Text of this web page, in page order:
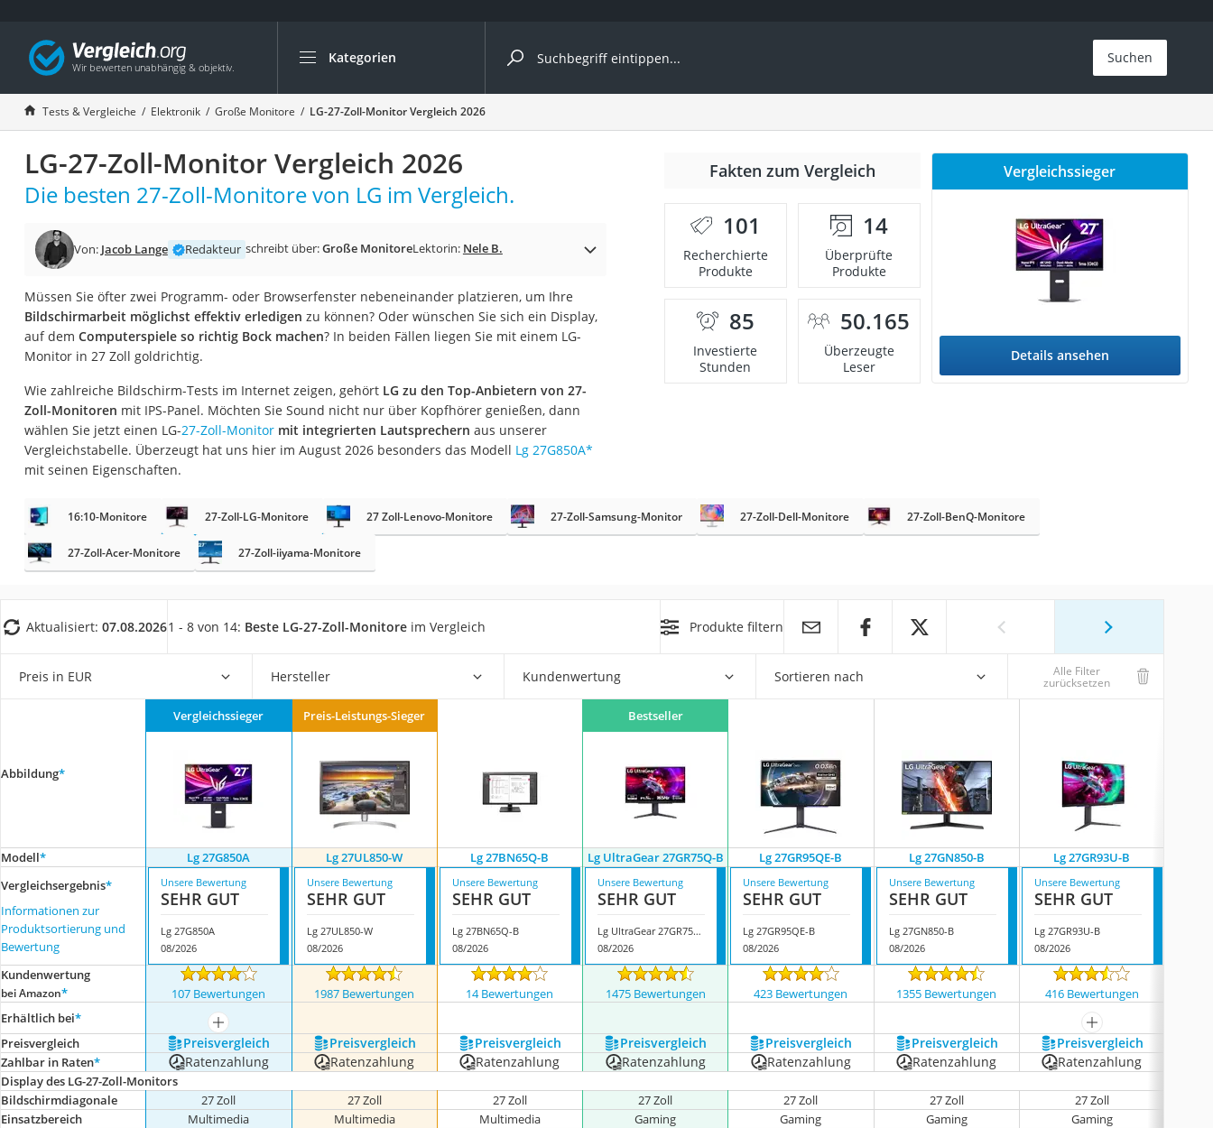
Kategorien
Die beliebtesten Vergleiche nach Kategorie
Elektronik
Powerstation
Monitor 32 Zoll 4K
Fernseher
Desktop-PC
Diascanner
Laser-Multifunktionsdrucker
Powerstation mit Solarpanel
Gaming-PC
Soundbar
Satellitenschüssel
Gaming-Headset
Schnurloses Telefon
Ladekabel Typ 2 Schuko
Acer Aspire
Service
Suchen
Tests & Vergleiche Elektronik Große Monitore LG-27-Zoll-Monitor Vergleich 2026
LG-27-Zoll-Monitor Vergleich 2026
Die besten 27-Zoll-Monitore von LG im Vergleich.
Von: Jacob Lange Redakteur schreibt über:Große MonitoreLektorin: Nele B.
Müssen Sie öfter zwei Programm- oder Browserfenster nebeneinander platzieren, um Ihre
Bildschirmarbeit möglichst effektiv erledigen zu können? Oder wünschen Sie sich ein Display,
auf dem Computerspiele so richtig Bock machen? In beiden Fällen liegen Sie mit einem LG-
Monitor in 27 Zoll goldrichtig.
Wie zahlreiche Bildschirm-Tests im Internet zeigen, gehört LG zu den Top-Anbietern von 27-
Zoll-Monitoren mit IPS-Panel. Möchten Sie Sound nicht nur über Kopfhörer genießen, dann
wählen Sie jetzt einen LG-27-Zoll-Monitor mit integrierten Lautsprechern aus unserer
Vergleichstabelle. Überzeugt hat uns hier im August 2026 besonders das Modell Lg 27G850A*
mit seinen Eigenschaften.
Fakten zum Vergleich
101
Recherchierte
Produkte
14
Überprüfte
Produkte
85
Investierte
Stunden
50.165
Überzeugte
Leser
Vergleichssieger
Details ansehen
16:10-Monitore 27-Zoll-LG-Monitore 27 Zoll-Lenovo-Monitore 27-Zoll-Samsung-Monitor 27-Zoll-Dell-Monitore 27-Zoll-BenQ-Monitore
27-Zoll-Acer-Monitore 27-Zoll-iiyama-Monitore
Aktualisiert: 07.08.20261 - 8 von 14: Beste LG-27-Zoll-Monitore im Vergleich Produkte filtern
Preis in EUR Hersteller Kundenwertung Sortieren nach Alle Filter
zurücksetzen
Abbildung*
Vergleichssieger Preis-Leistungs-Sieger Bestseller
Modell* Lg 27G850A Lg 27UL850-W Lg 27BN65Q-B Lg UltraGear 27GR75Q-B Lg 27GR95QE-B Lg 27GN850-B Lg 27GR93U-B
Vergleichsergebnis*
Informationen zur
Produktsortierung und
Bewertung
Unsere Bewertung
SEHR GUT
Lg 27G850A
08/2026
Unsere Bewertung
SEHR GUT
Lg 27UL850-W
08/2026
Unsere Bewertung
SEHR GUT
Lg 27BN65Q-B
08/2026
Unsere Bewertung
SEHR GUT
Lg UltraGear 27GR75Q-B
08/2026
Unsere Bewertung
SEHR GUT
Lg 27GR95QE-B
08/2026
Unsere Bewertung
SEHR GUT
Lg 27GN850-B
08/2026
Unsere Bewertung
SEHR GUT
Lg 27GR93U-B
08/2026
Kundenwertung
bei Amazon* 107 Bewertungen 1987 Bewertungen 14 Bewertungen 1475 Bewertungen 423 Bewertungen 1355 Bewertungen 416 Bewertungen
Erhältlich bei*
mehr anzeigen
mehr anzeigen
Preis­vergleich
Preis­vergleich Preis­vergleich Preis­vergleich Preis­vergleich Preis­vergleich Preis­vergleich Preis­vergleich
Zahlbar in Raten* Ratenzahlung Ratenzahlung Ratenzahlung Ratenzahlung Ratenzahlung Ratenzahlung Ratenzahlung
Display des LG-27-Zoll-Monitors
Bildschirmdiagonale
27 Zoll 27 Zoll 27 Zoll 27 Zoll 27 Zoll 27 Zoll
27 Zoll
Einsatzbereich
Multimedia Multimedia Multimedia Gaming Gaming Gaming Gaming